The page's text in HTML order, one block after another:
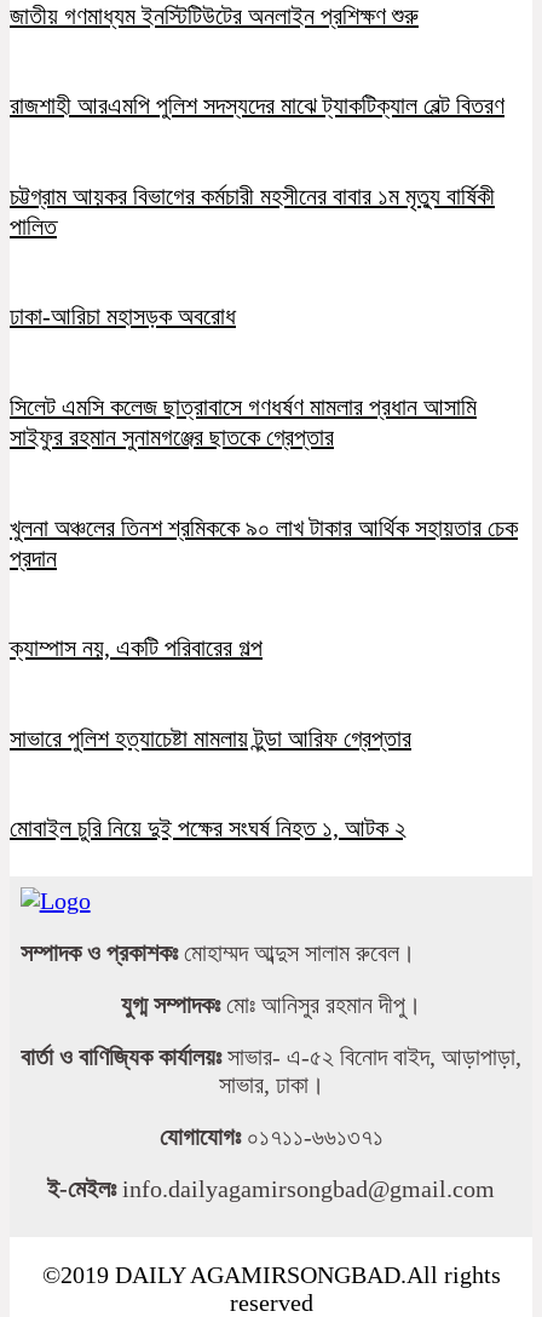
জাতীয় গণমাধ্যম ইনস্টিটিউটের অনলাইন প্রশিক্ষণ শুরু
রাজশাহী আরএমপি পুলিশ সদস্যদের মাঝে ট্যাকটিক্যাল বেল্ট বিতরণ
চট্টগ্রাম আয়কর বিভাগের কর্মচারী মহসীনের বাবার ১ম মৃত্যু বার্ষিকী
পালিত
ঢাকা-আরিচা মহাসড়ক অবরোধ
সিলেট এমসি কলেজ ছাত্রাবাসে গণধর্ষণ মামলার প্রধান আসামি
সাইফুর রহমান সুনামগঞ্জের ছাতকে গ্রেপ্তার
খুলনা অঞ্চলের তিনশ শ্রমিককে ৯০ লাখ টাকার আর্থিক সহায়তার চেক
প্রদান
ক্যাম্পাস নয়, একটি পরিবারের গল্প
সাভারে পুলিশ হত্যাচেষ্টা মামলায় টুন্ডা আরিফ গ্রেপ্তার
মোবাইল চুরি নিয়ে দুই পক্ষের সংঘর্ষ নিহত ১, আটক ২
সম্পাদক ও প্রকাশকঃমোহাম্মদ আব্দুস সালাম রুবেল।
যুগ্ম সম্পাদকঃমোঃ আনিসুর রহমান দীপু।
বার্তা ও বাণিজ্যিক কার্যালয়ঃসাভার- এ-৫২ বিনোদ বাইদ, আড়াপাড়া,
সাভার, ঢাকা।
যোগাযোগঃ০১৭১১-৬৬১৩৭১
ই-মেইলঃinfo.dailyagamirsongbad@gmail.com
©2019 DAILY AGAMIRSONGBAD.All rights
reserved